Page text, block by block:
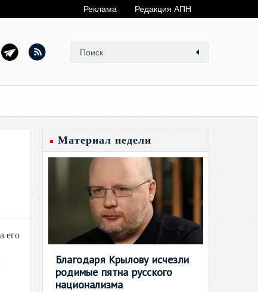
Реклама Редакция АПН
его
Материал недели
Благодаря Крылову исчезли
родимые пятна русского
национализма